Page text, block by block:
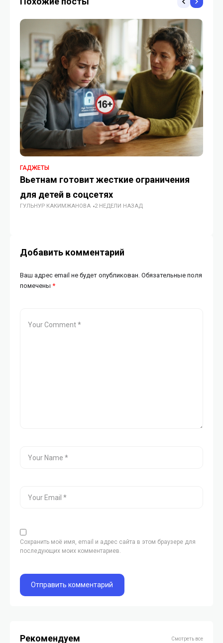
постам
ГАДЖЕТЫ
Вьетнам готовит жесткие ограничения
для детей в соцсетях
ГУЛЬНУР КАКИМЖАНОВА 2 НЕДЕЛИ НАЗАД
Добавить комментарий
Ваш адрес email не будет опубликован. Обязательные поля
помечены *
Сохранить моё имя, email и адрес сайта в этом браузере для
последующих моих комментариев.
Рекомендуем Смотреть все